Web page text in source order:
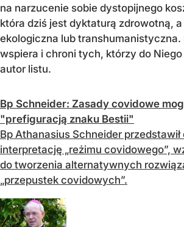
na narzucenie sobie dystopijnego
która dziś jest dyktaturą zdrowotną,
ekologiczna lub transhumanistyczna.
wspiera i chroni tych, którzy do Niego
autor listu.
Bp Schneider: Zasady covidowe
"prefiguracją znaku Bestii"
Bp Athanasius Schneider
interpretację „reżimu covidowego”,
do tworzenia alternatywnych
„przepustek covidowych”.